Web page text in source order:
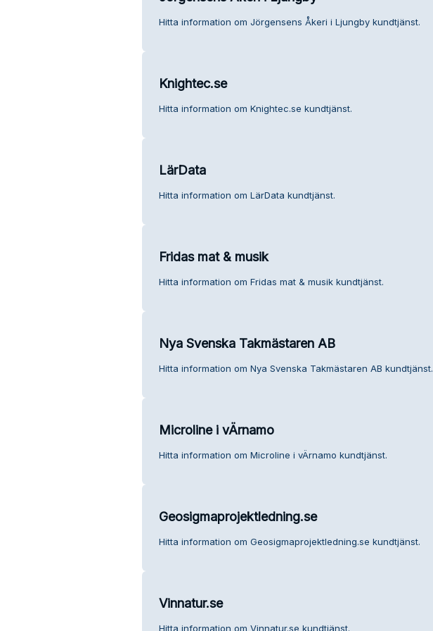
Hitta information om Jörgensens Åkeri i Ljungby kundtjänst.
Knightec.se
Hitta information om Knightec.se kundtjänst.
LärData
Hitta information om LärData kundtjänst.
Fridas mat & musik
Hitta information om Fridas mat & musik kundtjänst.
Nya Svenska Takmästaren AB
Hitta information om Nya Svenska Takmästaren AB kundtjänst.
Microline i vÄrnamo
Hitta information om Microline i vÄrnamo kundtjänst.
Geosigmaprojektledning.se
Hitta information om Geosigmaprojektledning.se kundtjänst.
Vinnatur.se
Hitta information om Vinnatur.se kundtjänst.